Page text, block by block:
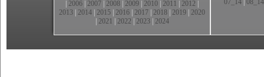
2006 2007 2008 2009 2010 2011 2012
2013 2014 2015 2016 2017 2018 2019 2020
2021 2022 2023| 2024
07_14 08_14